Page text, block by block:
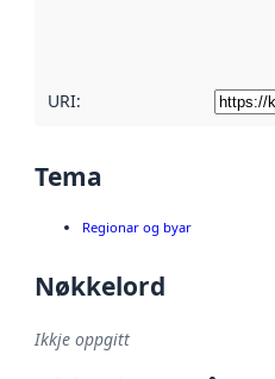
URI:
Tema
Regionar og byar
Nøkkelord
Ikkje oppgitt